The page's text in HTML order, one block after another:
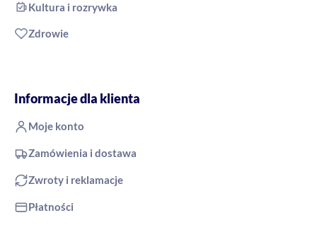
Kultura i rozrywka
Zdrowie
Informacje dla klienta
Moje konto
Zamówienia i dostawa
Zwroty i reklamacje
Płatności